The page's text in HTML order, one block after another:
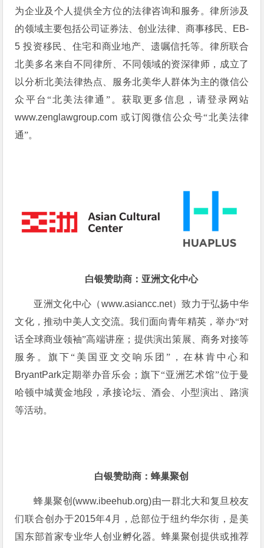
为企业及个人提供全方位的法律咨询和服务。律所涉及
的领域主要包括公司证券法、创业法律、商事移民、
EB-
5 投资移民、住宅和商业地产、遗嘱信托等。律所联合
北美多名来自不同律所、不同领域的资深律师，成立了
以分析北美法律热点、服务北美华人群体为主的微信公
众平台“北美法律通”。获取更多信息，请登录网站
www.zenglawgroup.com 或订阅微信公众号“北美法律
通”。
白银赞助商：亚洲文化中心
亚洲文化中心（www.asiancc.net）致力于弘扬中华
文化，推动中美人文交流。我们面向青年精英，举办“对
话全球商业领袖”高端讲座；提供演出策展、商务对接等
服务。旗下“美国亚文交响乐团”，在林肯中心和
BryantPark定期举办音乐会；旗下“亚洲艺术馆”位于曼
哈顿中城黄金地段，承接论坛、酒会、小型演出、路演
等活动。
白银赞助商：蜂巢聚创
蜂巢聚创 (www.ibeehub.org)由一群北大和复旦校友
们联合创办于2015年4 月，总部位于纽约华尔街，是美
国东部首家专业华人创业孵化器。蜂巢聚创提供或推荐